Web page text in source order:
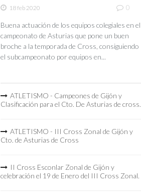
18 feb 2020 0
Buena actuación de los equipos colegiales en el
campeonato de Asturias que pone un buen
broche a la temporada de Cross, consiguiendo
el subcampeonato por equipos en...
ATLETISMO - Campeones de Gijón y
Clasificación para el Cto. De Asturias de cross.
ATLETISMO - III Cross Zonal de Gijón y
Cto. de Asturias de Cross
II Cross Esconlar Zonal de Gijón y
celebración el 19 de Enero del III Cross Zonal.